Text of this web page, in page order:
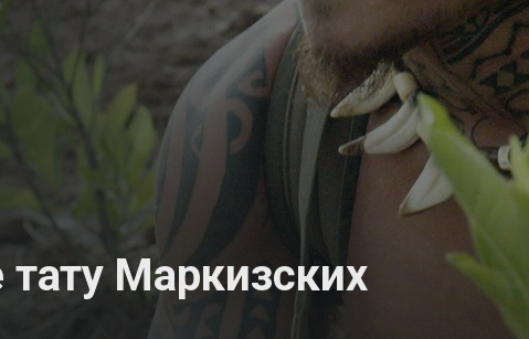
Маркизских